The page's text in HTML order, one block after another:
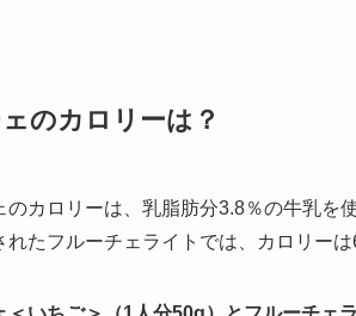
のカロリーは？
のカロリーは、乳脂肪分3.8％の牛乳を
れたフルーチェライトでは、カロリーは